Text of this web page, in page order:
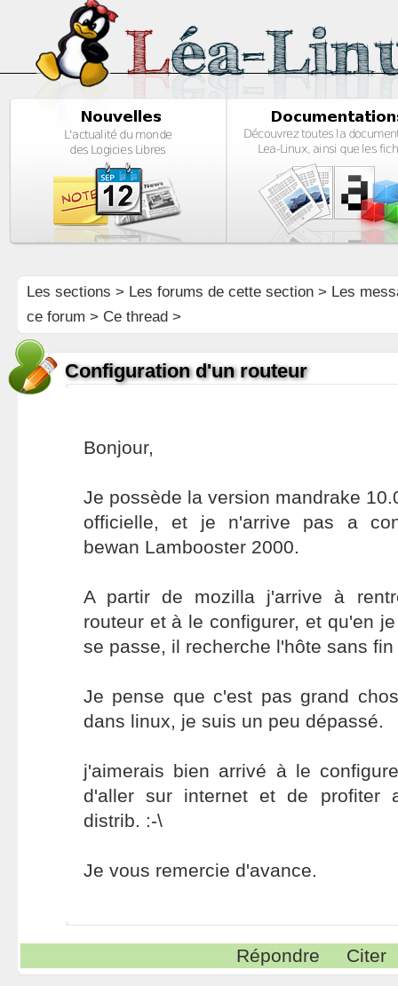
Les sections > Les forums de cette section> Les
ce forum > Ce thread >
Configuration d'un routeur
Bonjour,
Je possède la version mandrake
officielle, et je n'arrive pas a
bewan Lambooster 2000.
A partir de mozilla j'arrive à
routeur et à le configurer, et qu'en
se passe, il recherche l'hôte sans
Je pense que c'est pas grand
dans linux, je suis un peu dépassé.
j'aimerais bien arrivé à le
d'aller sur internet et de profiter
distrib. :-\
Je vous remercie d'avance.
Répondre Citer